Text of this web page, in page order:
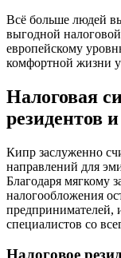
Всё больше людей
выгодной
европейскому
комфортной жизни
Налоговая
резидентов
Кипр заслуженно
направлений для
Благодаря мягкому
налогообложения
предпринимателей,
специалистов со